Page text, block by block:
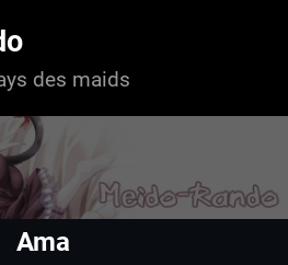
des maids
Ama